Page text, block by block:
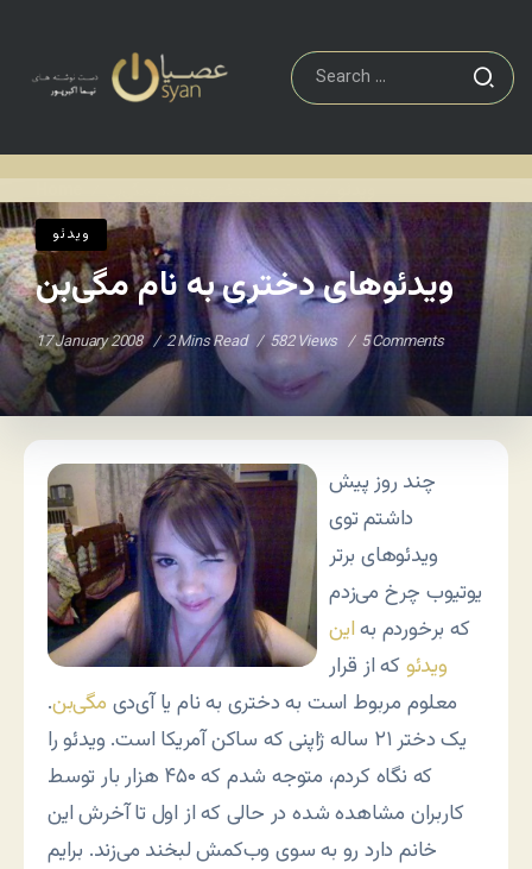
ویدئو
ویدئوهای دختری به نام مگی‌بن
17 January 2008 2 Mins Read 582 Views 5 Comments
چند روز پیش
داشتم توی
ویدئوهای برتر
یوتیوب چرخ می‌زدم
که برخوردم بهاین
ویدئوکه از قرار
معلوم مربوط است به دختری به نام یا آی‌دی مگی‌بن.
یک دختر ۲۱ ساله ژاپنی که ساکن آمریکا است. ویدئو را
که نگاه کردم، متوجه شدم که ۴۵۰ هزار بار توسط
کاربران مشاهده شده در حالی که از اول تا آخرش این
خانم دارد رو به سوی وب‌کمش لبخند می‌زند. برایم